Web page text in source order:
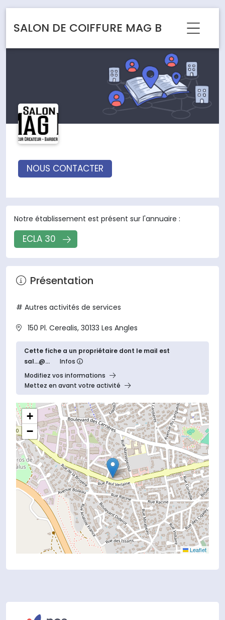
SALON DE COIFFURE MAG B
NOUS CONTACTER
Notre établissement est présent sur l'annuaire :
ECLA 30
Présentation
# Autres activités de services
150 Pl. Cerealis, 30133 Les Angles
Cette fiche a un propriétaire dont le mail est
sal...@...
Infos
Modifiez vos informations
Mettez en avant votre activité
+
−
Leaflet
Panneau de gestion des cookies